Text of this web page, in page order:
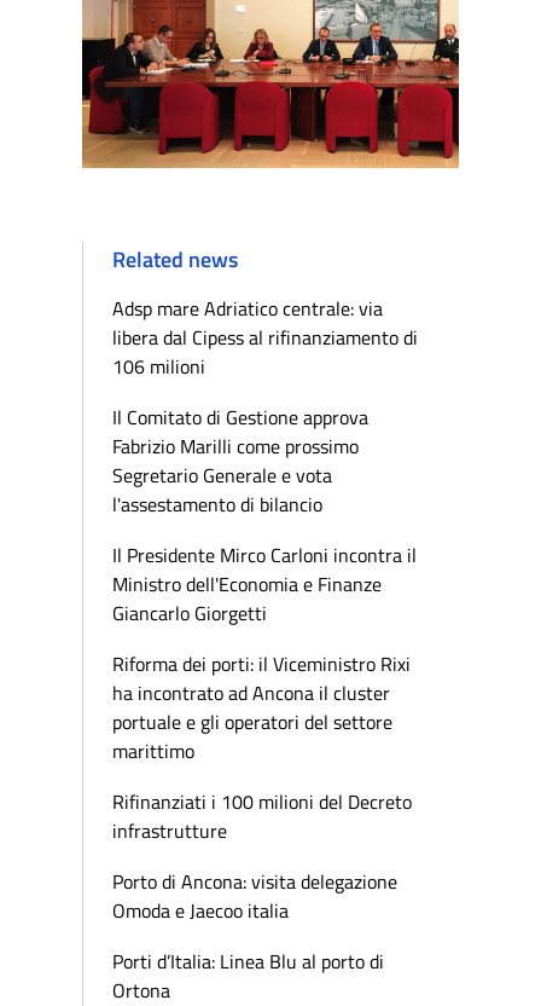
Related news
Adsp mare Adriatico centrale: via
libera dal Cipess al rifinanziamento di
106 milioni
Il Comitato di Gestione approva
Fabrizio Marilli come prossimo
Segretario Generale e vota
l'assestamento di bilancio
Il Presidente Mirco Carloni incontra il
Ministro dell'Economia e Finanze
Giancarlo Giorgetti
Riforma dei porti: il Viceministro Rixi
ha incontrato ad Ancona il cluster
portuale e gli operatori del settore
marittimo
Rifinanziati i 100 milioni del Decreto
infrastrutture
Porto di Ancona: visita delegazione
Omoda e Jaecoo italia
Porti d’Italia: Linea Blu al porto di
Ortona